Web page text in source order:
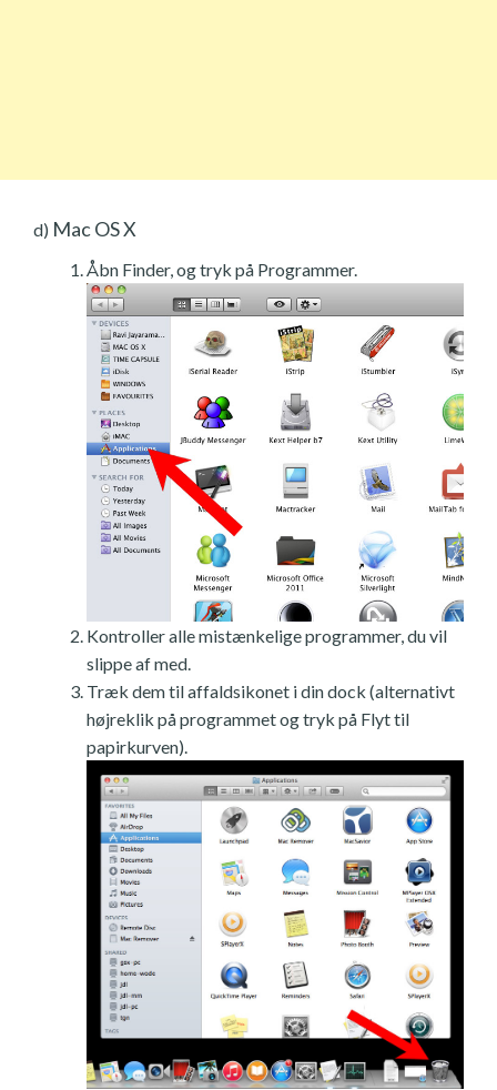
d) Mac OS X
Åbn Finder, og tryk på Programmer.
Kontroller alle mistænkelige programmer, du vil
slippe af med.
Træk dem til affaldsikonet i din dock (alternativt
højreklik på programmet og tryk på Flyt til
papirkurven).